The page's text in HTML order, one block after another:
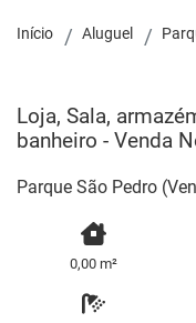
Início Aluguel
Loja, Sala,
banheiro - Venda
Parque São Pedro
0,00 m²